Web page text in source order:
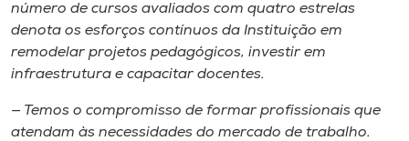
A+
A-
número de cursos avaliados com quatro estrelas
denota os esforços contínuos da Instituição em
remodelar projetos pedagógicos, investir em
infraestrutura e capacitar docentes.
— Temos o compromisso de formar profissionais que
atendam às necessidades do mercado de trabalho.